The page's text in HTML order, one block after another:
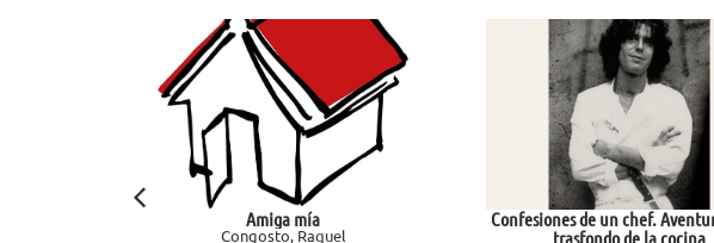
Amiga mía
Congosto, Raquel
Confesiones de un chef.
trasfondo de la cocina